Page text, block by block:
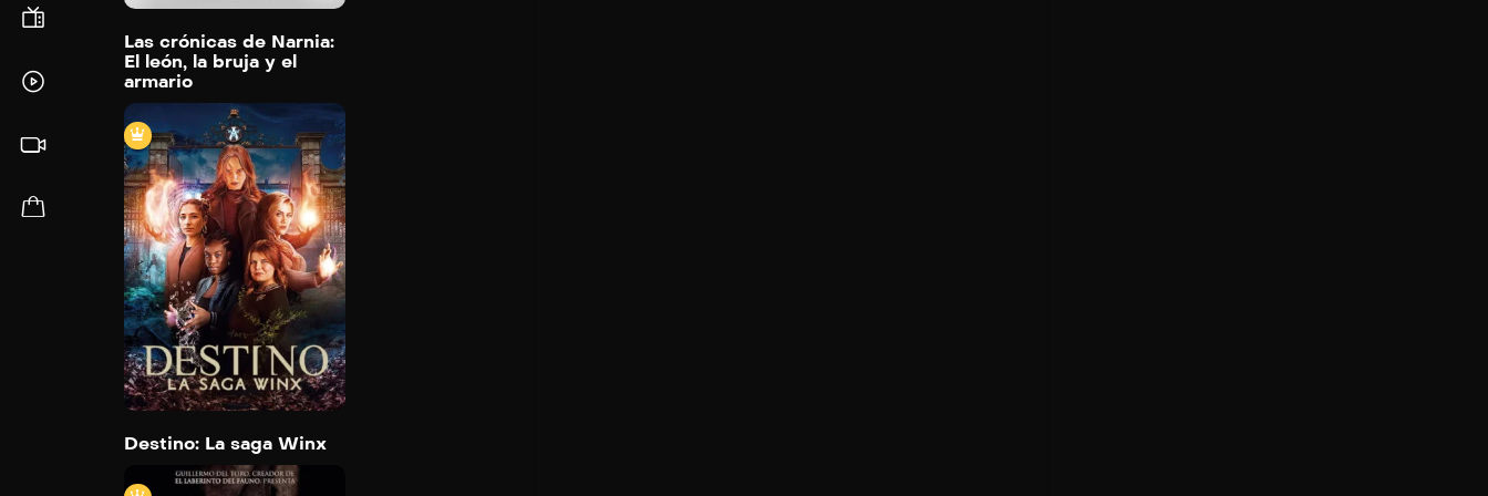
Las crónicas de Narnia:
El león, la bruja y el
armario
Destino: La saga Winx
2021
Trailer
Destino: La saga Winx